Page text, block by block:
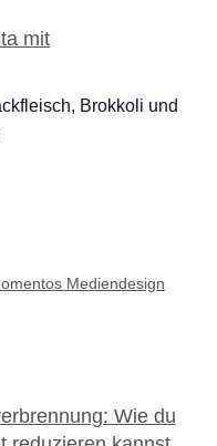
Brokkoli und
Mediendesign